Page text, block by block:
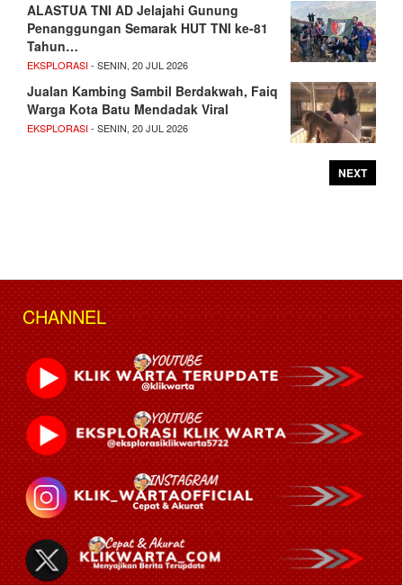
ALASTUA TNI AD Jelajahi Gunung
Penanggungan Semarak HUT TNI ke-81
Tahun…
EKSPLORASI- SENIN, 20 JUL 2026
Jualan Kambing Sambil Berdakwah, Faiq
Warga Kota Batu Mendadak Viral
EKSPLORASI- SENIN, 20 JUL 2026
NEXT
CHANNEL